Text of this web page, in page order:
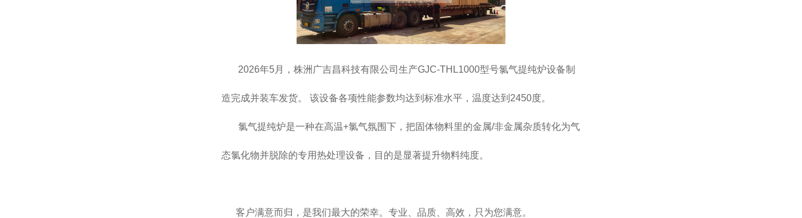
2026年5月，株洲广吉昌科技有限公司生产GJC-THL1000型号氯气提纯炉设备制
造完成并装车发货。 该设备各项性能参数均达到标准水平，温度达到2450度。
氯气提纯炉是一种在高温+氯气氛围下，把固体物料里的金属/非金属杂质转化为气
态氯化物并脱除的专用热处理设备，目的是显著提升物料纯度。
客户满意而归，是我们最大的荣幸。专业、品质、高效，只为您满意。